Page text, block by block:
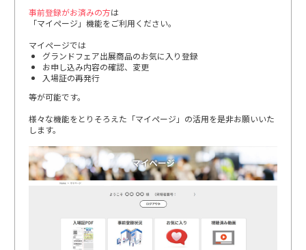
事前登録がお済みの方は
「マイページ」機能をご利用ください。
マイページでは
グランドフェア出展商品のお気に入り登録
お申し込み内容の確認、変更
入場証の再発行
等が可能です。
様々な機能をとりそろえた「マイページ」の活用を是非お願いいた
します。